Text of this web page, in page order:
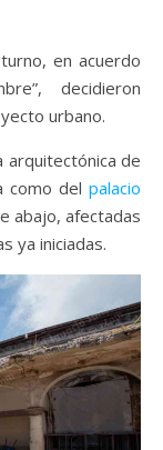
en acuerdo
decidieron
urbano.
arquitectónica de
como del palacio
abajo, afectadas
ya iniciadas.